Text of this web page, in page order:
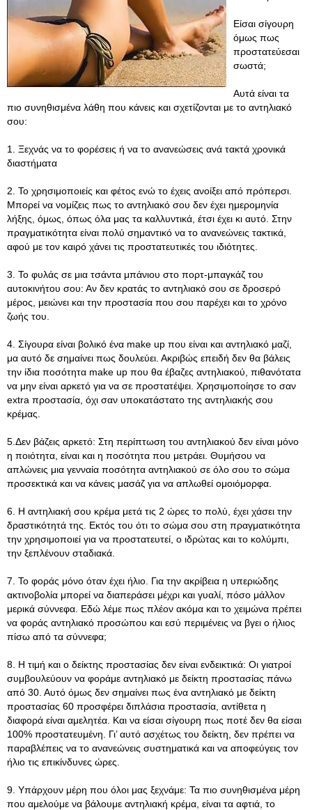
Είσαι σίγουρη
όμως πως
προστατεύεσαι
σωστά;
Αυτά είναι τα
πιο συνηθισμένα λάθη που κάνεις και σχετίζονται με το αντηλιακό
σου:
1. Ξεχνάς να το φορέσεις ή να το ανανεώσεις ανά τακτά χρονικά
διαστήματα
2. Το χρησιμοποιείς και φέτος ενώ το έχεις ανοίξει από πρόπερσι.
Μπορεί να νομίζεις πως το αντηλιακό σου δεν έχει ημερομηνία
λήξης, όμως, όπως όλα μας τα καλλυντικά, έτσι έχει κι αυτό. Στην
πραγματικότητα είναι πολύ σημαντικό να το ανανεώνεις τακτικά,
αφού με τον καιρό χάνει τις προστατευτικές του ιδιότητες.
3. Το φυλάς σε μια τσάντα μπάνιου στο πορτ-μπαγκάζ του
αυτοκινήτου σου: Αν δεν κρατάς το αντηλιακό σου σε δροσερό
μέρος, μειώνει και την προστασία που σου παρέχει και το χρόνο
ζωής του.
4. Σίγουρα είναι βολικό ένα make up που είναι και αντηλιακό μαζί,
μα αυτό δε σημαίνει πως δουλεύει. Ακριβώς επειδή δεν θα βάλεις
την ίδια ποσότητα make up που θα έβαζες αντηλιακού, πιθανότατα
να μην είναι αρκετό για να σε προστατέψει. Χρησιμοποίησε το σαν
extra προστασία, όχι σαν υποκατάστατο της αντηλιακής σου
κρέμας.
5.Δεν βάζεις αρκετό: Στη περίπτωση του αντηλιακού δεν είναι μόνο
η ποιότητα, είναι και η ποσότητα που μετράει. Θυμήσου να
απλώνεις μια γενναία ποσότητα αντηλιακού σε όλο σου το σώμα
προσεκτικά και να κάνεις μασάζ για να απλωθεί ομοιόμορφα.
6. Η αντηλιακή σου κρέμα μετά τις 2 ώρες το πολύ, έχει χάσει την
δραστικότητά της. Εκτός του ότι το σώμα σου στη πραγματικότητα
την χρησιμοποιεί για να προστατευτεί, ο ιδρώτας και το κολύμπι,
την ξεπλένουν σταδιακά.
7. Το φοράς μόνο όταν έχει ήλιο. Για την ακρίβεια η υπεριώδης
ακτινοβολία μπορεί να διαπεράσει μέχρι και γυαλί, πόσο μάλλον
μερικά σύννεφα. Εδώ λέμε πως πλέον ακόμα και το χειμώνα πρέπει
να φοράς αντηλιακό προσώπου και εσύ περιμένεις να βγει ο ήλιος
πίσω από τα σύννεφα;
8. Η τιμή και ο δείκτης προστασίας δεν είναι ενδεικτικά: Οι γιατροί
συμβουλεύουν να φοράμε αντηλιακό με δείκτη προστασίας πάνω
από 30. Αυτό όμως δεν σημαίνει πως ένα αντηλιακό με δείκτη
προστασίας 60 προσφέρει διπλάσια προστασία, αντίθετα η
διαφορά είναι αμελητέα. Και να είσαι σίγουρη πως ποτέ δεν θα είσαι
100% προστατευμένη. Γι’ αυτό ασχέτως του δείκτη, δεν πρέπει να
παραβλέπεις να το ανανεώνεις συστηματικά και να αποφεύγεις τον
ήλιο τις επικίνδυνες ώρες.
9. Υπάρχουν μέρη που όλοι μας ξεχνάμε: Τα πιο συνηθισμένα μέρη
που αμελούμε να βάλουμε αντηλιακή κρέμα, είναι τα αφτιά, το